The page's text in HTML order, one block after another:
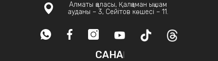
Алматы қаласы, Қалқаман ықшам
ауданы – 3, Сейітов көшесі – 11.
САНАҚ